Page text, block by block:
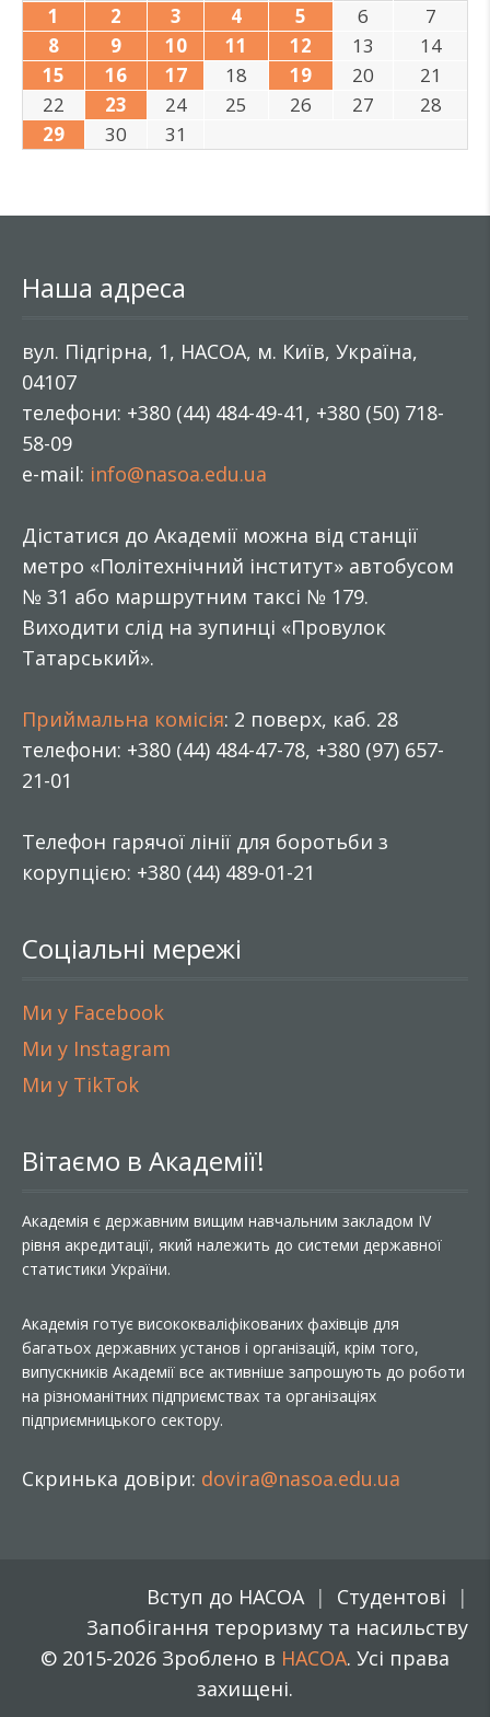
1
2 3 4 5 6
7
8
9 10 11 12 13
14
15
16 17 18 19 20
21
22
23 24 25 26 27
28
29
30 31
Наша адреса
вул. Підгірна, 1, НАСОА, м. Київ, Україна,
04107
телефони: +380 (44) 484-49-41, +380 (50) 718-
58-09
e-mail: info@nasoa.edu.ua
Дістатися до Академії можна від станції
метро «Політехнічний інститут» автобусом
№ 31 або маршрутним таксі № 179.
Виходити слід на зупинці «Провулок
Татарський».
Приймальна комісія: 2 поверх, каб. 28
телефони: +380 (44) 484-47-78, +380 (97) 657-
21-01
Телефон гарячої лінії для боротьби з
корупцією: +380 (44) 489-01-21
Соціальні мережі
Ми у Facebook
Ми у Instagram
Ми у TikTok
Вітаємо в Академії!
Академія є державним вищим навчальним закладом IV
рівня акредитації, який належить до системи державної
статистики України.
Академія готує висококваліфікованих фахівців для
багатьох державних установ і організацій, крім того,
випускників Академії все активніше запрошують до роботи
на різноманітних підприємствах та організаціях
підприємницького сектору.
Скринька довіри: dovira@nasoa.edu.ua
Вступ до НАСОА
Студентові
Запобігання тероризму та насильству
© 2015-2026 Зроблено в НАСОА. Усі права
захищені.